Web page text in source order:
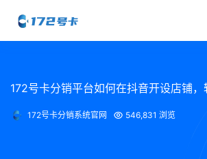
172号卡分销平台如何在抖音开设店铺，
172号卡分销系统官网 546,831 浏览